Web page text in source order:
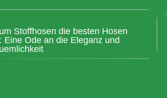
Stoffhosen die besten Hosen
Eine Ode an die Eleganz und